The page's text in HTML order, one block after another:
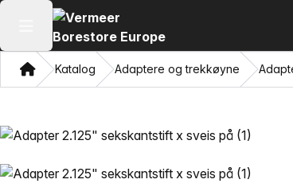
Åpne hovedmenyen
HjemKatalog Adaptere og trekkøyne